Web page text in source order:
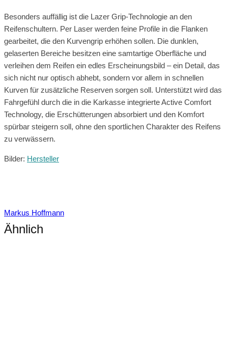
Besonders auffällig ist die Lazer Grip-Technologie an den
Reifenschultern. Per Laser werden feine Profile in die Flanken
gearbeitet, die den Kurvengrip erhöhen sollen. Die dunklen,
gelaserten Bereiche besitzen eine samtartige Oberfläche und
verleihen dem Reifen ein edles Erscheinungsbild – ein Detail, das
sich nicht nur optisch abhebt, sondern vor allem in schnellen
Kurven für zusätzliche Reserven sorgen soll. Unterstützt wird das
Fahrgefühl durch die in die Karkasse integrierte Active Comfort
Technology, die Erschütterungen absorbiert und den Komfort
spürbar steigern soll, ohne den sportlichen Charakter des Reifens
zu verwässern.
Bilder: Hersteller
Markus Hoffmann
Ähnlich